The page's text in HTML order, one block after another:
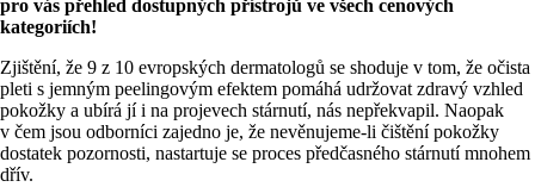
pro vás přehled dostupných přístrojů ve všech cenových
kategoriích!
Zjištění, že 9 z 10 evropských dermatologů se shoduje v tom, že očista
pleti s jemným peelingovým efektem pomáhá udržovat zdravý vzhled
pokožky a ubírá jí i na projevech stárnutí, nás nepřekvapil. Naopak
v čem jsou odborníci zajedno je, že nevěnujeme-li čištění pokožky
dostatek pozornosti, nastartuje se proces předčasného stárnutí mnohem
dřív.